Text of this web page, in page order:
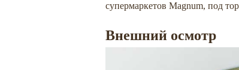
супермаркетов Magnum, под
Внешний осмотр